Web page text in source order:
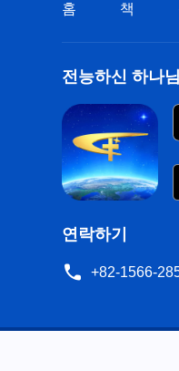
홈 책
전능하신 하나
연락하기
+82-1566-